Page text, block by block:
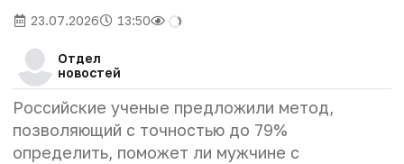
23.07.2026 13:50
Отдел
новостей
Российские ученые предложили метод,
позволяющий с точностью до 79%
определить, поможет ли мужчине с